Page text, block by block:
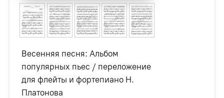
Весенняя песня: Альбом
популярных пьес / переложение
для флейты и фортепиано Н.
Платонова